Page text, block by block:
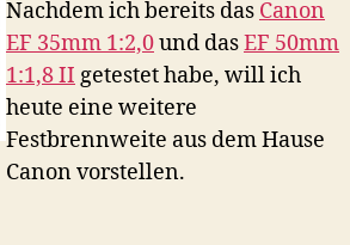
USM
Nachdem ich bereits das Canon
EF 35mm 1:2,0und dasEF 50mm
1:1,8 II getestet habe, will ich
heute eine weitere
Festbrennweite aus dem Hause
Canon vorstellen.